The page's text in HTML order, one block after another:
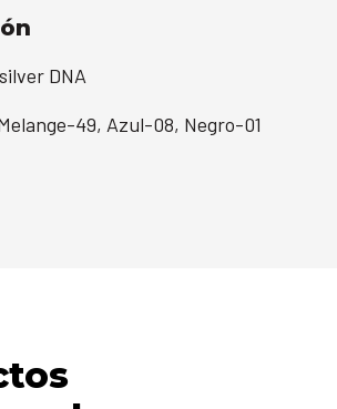
DNA
49, Azul-08, Negro-01